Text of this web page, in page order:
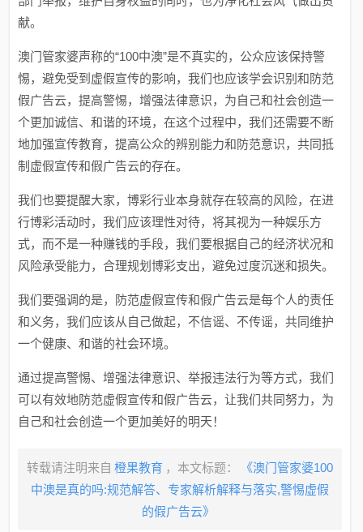
献。
澳门管家婆声称的“100中澳”是不真实的，公众应该保持警
惕，避免受到虚假宣传的影响，我们也应该学会识别和防范
假广告云，提高警惕，增强法律意识，为自己和社会创造一
个更加诚信、和谐的环境，在这个过程中，我们还需要不断
地加强宣传教育，提高公众的辨别能力和防范意识，共同抵
制虚假宣传和假广告云的存在。
我们也要提醒大家，博彩行业本身就存在较高的风险，在进
行博彩活动时，我们应该理性对待，将其视为一种娱乐方
式，而不是一种赚钱的手段，我们要根据自己的经济状况和
风险承受能力，合理规划博彩支出，避免过度沉迷和损失。
我们要强调的是，防范虚假宣传和假广告云是每个人的责任
和义务，我们应该从自己做起，不信谣、不传谣，共同维护
一个健康、和谐的社会环境。
通过提高警惕、增强法律意识、举报违法行为等方式，我们
可以有效地防范虚假宣传和假广告云，让我们共同努力，为
自己和社会创造一个更加美好的明天！
转载请注明来自 橙果教育 ，本文标题：
《澳门管家婆100
中澳是真的吗:规范解答、专家解析解释与落实,警惕虚假
的假广告云》